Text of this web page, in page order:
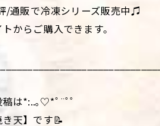
/通販で冷凍シリーズ販売中♫
からご購入できます。
は*:..｡♡*ﾟ¨ﾟﾟ
き天】です📝